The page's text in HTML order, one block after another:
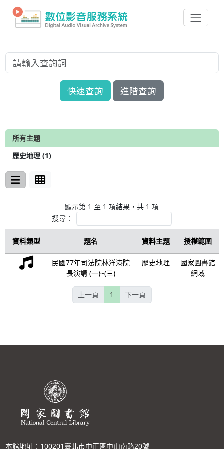
快速查詢 進階查詢
所有主題
歷史地理 (1)
顯示第 1 至 1 項結果，共 1 項
搜尋：
資料類型 題名 資料主題 授權範圍
民國77年司法院林洋港院
長演講 (一)~(三)
歷史地理
國家圖書館
網域
上一頁 1 下一頁
本館地址：100201臺北市中正區中山南路20號